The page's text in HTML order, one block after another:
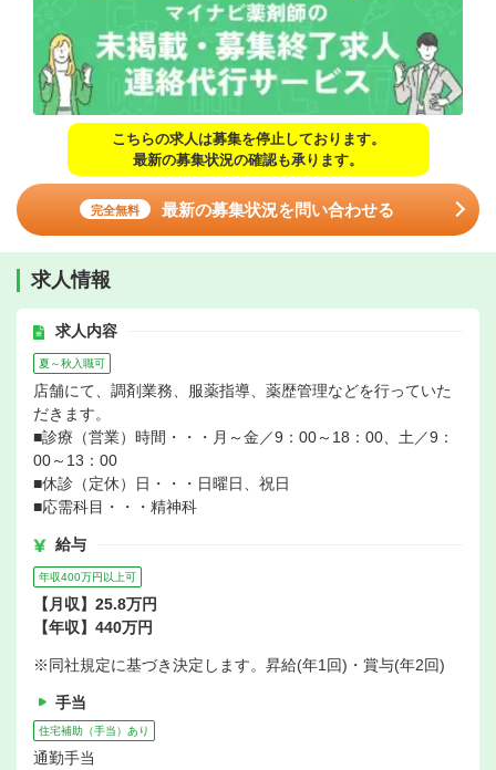
こちらの求人は募集を停止しております。
最新の募集状況の確認も承ります。
完全無料 最新の募集状況を問い合わせる
求人情報
求人内容
夏～秋入職可
店舗にて、調剤業務、服薬指導、薬歴管理などを行っていた
だきます。
■診療（営業）時間・・・月～金／9：00～18：00、土／9：
00～13：00
■休診（定休）日・・・日曜日、祝日
■応需科目・・・精神科
給与
年収400万円以上可
【月収】25.8万円
【年収】440万円
※同社規定に基づき決定します。昇給(年1回)・賞与(年2回)
手当
住宅補助（手当）あり
通勤手当